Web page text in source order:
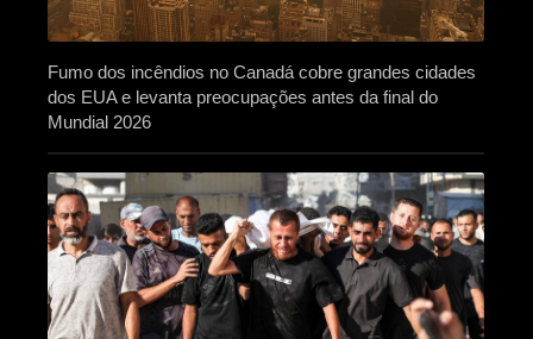
Fumo dos incêndios no Canadá cobre grandes cidades
dos EUA e levanta preocupações antes da final do
Mundial 2026